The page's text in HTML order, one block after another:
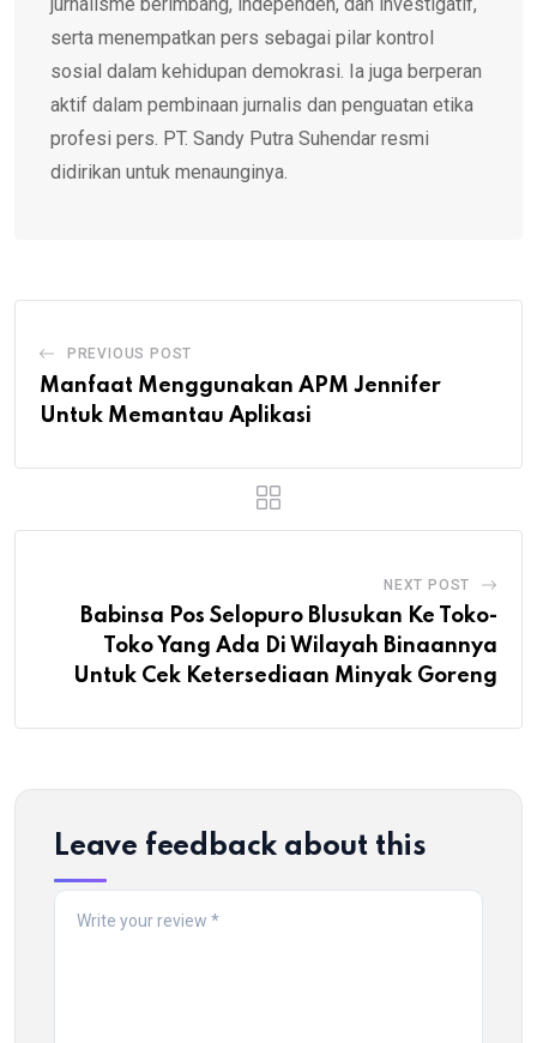
serta menempatkan pers sebagai pilar kontrol
sosial dalam kehidupan demokrasi. Ia juga berperan
aktif dalam pembinaan jurnalis dan penguatan etika
profesi pers. PT. Sandy Putra Suhendar resmi
didirikan untuk menaunginya.
PREVIOUS POST
Manfaat Menggunakan APM Jennifer
Untuk Memantau Aplikasi
NEXT POST
Babinsa Pos Selopuro Blusukan Ke Toko-
Toko Yang Ada Di Wilayah Binaannya
Untuk Cek Ketersediaan Minyak Goreng
Leave feedback about this